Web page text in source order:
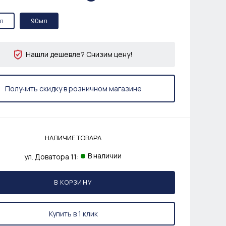
90мл
Нашли дешевле? Снизим цену!
Получить скидку в розничном магазине
НАЛИЧИЕ ТОВАРА
ул. Доватора 11: В наличии
В КОРЗИНУ
Купить в 1 клик